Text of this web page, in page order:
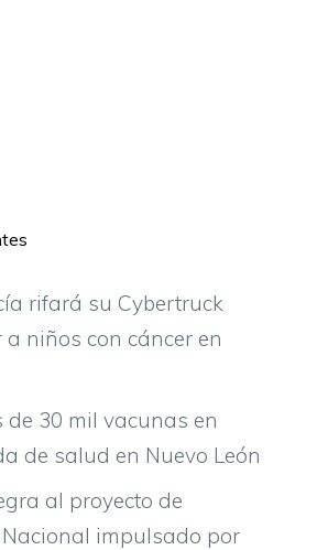
rifará su Cybertruck
niños con cáncer en
30 mil vacunas en
de salud en Nuevo León
al proyecto de
impulsado por